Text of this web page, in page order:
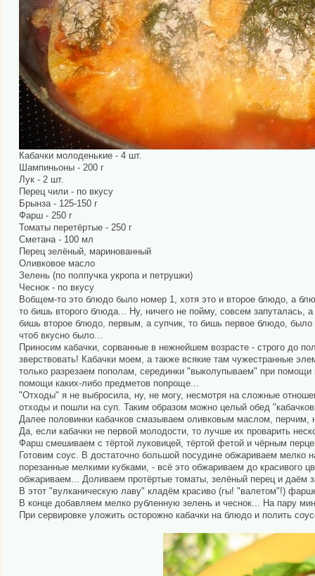
Кабачки молоденькие - 4 шт.
Шампиньоны - 200 г
Лук - 2 шт.
Перец чили - по вкусу
Брынза - 125-150 г
Фарш - 250 г
Томаты перетёртые - 250 г
Сметана - 100 мл
Перец зелёный, маринованный
Оливковое масло
Зелень (по полпучка укропа и петрушки)
Чеснок - по вкусу
Вобщем-то это блюдо было номер 1, хотя это и второе блюдо, а
то бишь второго блюда... Ну, ничего не пойму, совсем запуталась,
бишь второе блюдо, первым, а супчик, то бишь первое блюдо,
чтоб вкусно было...
Приносим кабачки, сорванные в нежнейшем возрасте - строго до
зверствовать! Кабачки моем, а также всякие там чужестранные
только разрезаем пополам, серединки "выколупываем" при
помощи каких-либо предметов попроще...
"Отходы" я не выбросила, ну, не могу, несмотря на сложные
отходы и пошли на суп. Таким образом можно целый обед
Далее половинки кабачков смазываем оливковым маслом, перчим,
Да, если кабачки не первой молодости, то лучше их проварить
Фарш смешиваем с тёртой луковицей, тёртой фетой и чёрным
Готовим соус. В достаточно большой посудине обжариваем мелко
порезанные мелкими кубками, - всё это обжариваем до красивого
обжариваем... Доливаем протёртые томаты, зелёный перец и даём
В этот "вулканическую лаву" кладём красиво (гы! "валетом"!)
В конце добавляем мелко рубленную зелень и чеснок... На пару
При сервировке уложить осторожно кабачки на блюдо и полить